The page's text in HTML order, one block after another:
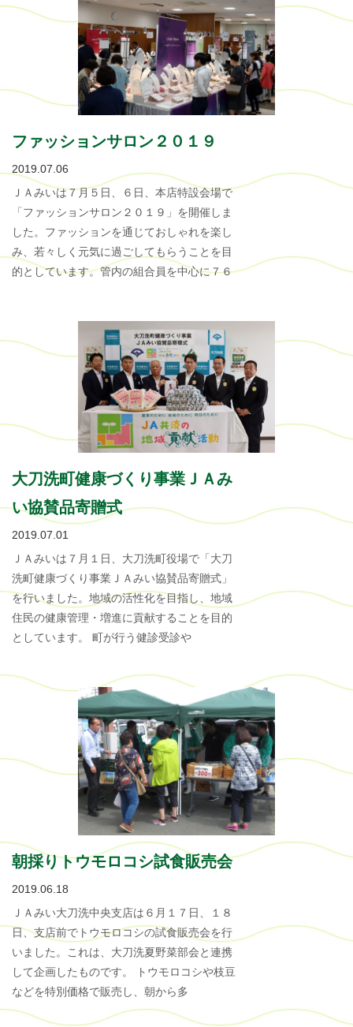
ファッションサロン２０１９
2019.07.06
ＪＡみいは７月５日、６日、本店特設会場で
「ファッションサロン２０１９」を開催しま
した。ファッションを通じておしゃれを楽し
み、若々しく元気に過ごしてもらうことを目
的としています。管内の組合員を中心に７６
大刀洗町健康づくり事業ＪＡみ
い協賛品寄贈式
2019.07.01
ＪＡみいは７月１日、大刀洗町役場で「大刀
洗町健康づくり事業ＪＡみい協賛品寄贈式」
を行いました。地域の活性化を目指し、地域
住民の健康管理・増進に貢献することを目的
としています。 町が行う健診受診や
朝採りトウモロコシ試食販売会
2019.06.18
ＪＡみい大刀洗中央支店は６月１７日、１８
日、支店前でトウモロコシの試食販売会を行
いました。これは、大刀洗夏野菜部会と連携
して企画したものです。 トウモロコシや枝豆
などを特別価格で販売し、朝から多